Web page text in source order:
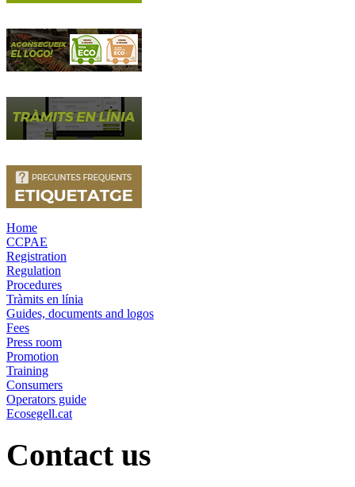
Home
CCPAE
Registration
Regulation
Procedures
Tràmits en línia
Guides, documents and logos
Fees
Press room
Promotion
Training
Consumers
Operators guide
Ecosegell.cat
Contact us